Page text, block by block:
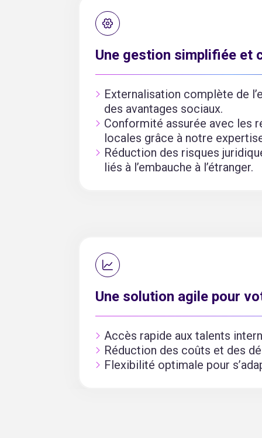
Une gestion simplifiée et
Externalisation complète de
des avantages sociaux.
Conformité assurée avec les
locales grâce à notre
Réduction des risques
liés à l’embauche à l’étranger.
Une solution agile pour
Accès rapide aux talents
Réduction des coûts et des
Flexibilité optimale pour